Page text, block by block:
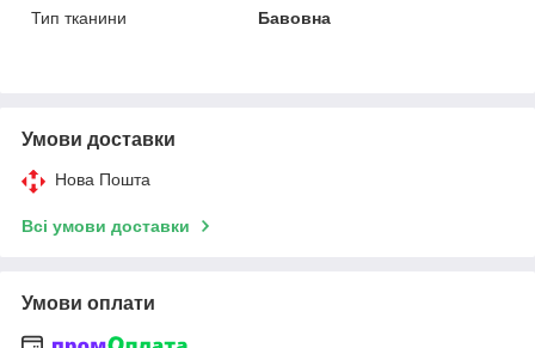
Тип тканини
Бавовна
Умови доставки
Нова Пошта
Всі умови доставки
Умови оплати